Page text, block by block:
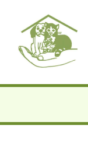
springen